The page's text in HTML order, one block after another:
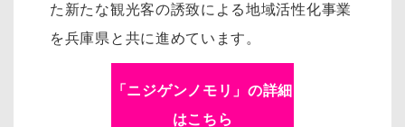
た新たな観光客の誘致による地域活性化事業
を兵庫県と共に進めています。
「ニジゲンノモリ」の詳細
はこちら